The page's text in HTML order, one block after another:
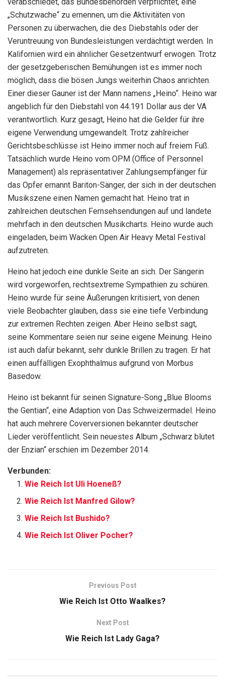
„Schutzwache“ zu ernennen, um die Aktivitäten von
Personen zu überwachen, die des Diebstahls oder der
Veruntreuung von Bundesleistungen verdächtigt werden. In
Kalifornien wird ein ähnlicher Gesetzentwurf erwogen. Trotz
der gesetzgeberischen Bemühungen ist es immer noch
möglich, dass die bösen Jungs weiterhin Chaos anrichten.
Einer dieser Gauner ist der Mann namens „Heino“. Heino war
angeblich für den Diebstahl von 44.191 Dollar aus der VA
verantwortlich. Kurz gesagt, Heino hat die Gelder für ihre
eigene Verwendung umgewandelt. Trotz zahlreicher
Gerichtsbeschlüsse ist Heino immer noch auf freiem Fuß.
Tatsächlich wurde Heino vom OPM (Office of Personnel
Management) als repräsentativer Zahlungsempfänger für
das Opfer ernannt Bariton-Sänger, der sich in der deutschen
Musikszene einen Namen gemacht hat. Heino trat in
zahlreichen deutschen Fernsehsendungen auf und landete
mehrfach in den deutschen Musikcharts. Heino wurde auch
eingeladen, beim Wacken Open Air Heavy Metal Festival
aufzutreten.
Heino hat jedoch eine dunkle Seite an sich. Der Sängerin
wird vorgeworfen, rechtsextreme Sympathien zu schüren.
Heino wurde für seine Äußerungen kritisiert, von denen
viele Beobachter glauben, dass sie eine tiefe Verbindung
zur extremen Rechten zeigen. Aber Heino selbst sagt,
seine Kommentare seien nur seine eigene Meinung. Heino
ist auch dafür bekannt, sehr dunkle Brillen zu tragen. Er hat
einen auffälligen Exophthalmus aufgrund von Morbus
Basedow.
Heino ist bekannt für seinen Signature-Song „Blue Blooms
the Gentian“, eine Adaption von Das Schweizermadel. Heino
hat auch mehrere Coverversionen bekannter deutscher
Lieder veröffentlicht. Sein neuestes Album „Schwarz blutet
der Enzian“ erschien im Dezember 2014.
Verbunden:
Wie Reich Ist Uli Hoeneß?
Wie Reich Ist Manfred Gilow?
Wie Reich Ist Bushido?
Wie Reich Ist Oliver Pocher?
Previous Post
Wie Reich Ist Otto Waalkes?
Next Post
Wie Reich Ist Lady Gaga?